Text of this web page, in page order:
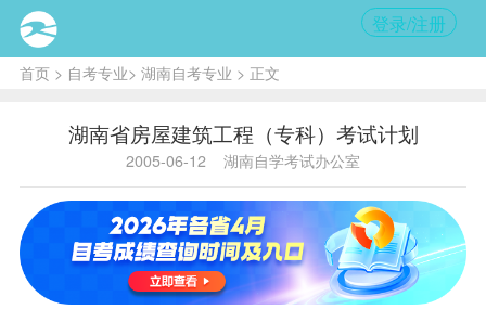
登录/注册
首页> 自考专业> 湖南自考专业 > 正文
湖南省房屋建筑工程（专科）考试计划
2005-06-12 湖南自学考试办公室